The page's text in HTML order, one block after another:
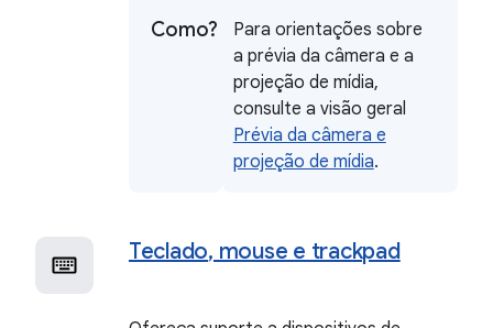
Como?
Para orientações sobre
a prévia da câmera e a
projeção de mídia,
consulte a visão geral
Prévia da câmera e
projeção de mídia.
Teclado, mouse e trackpad